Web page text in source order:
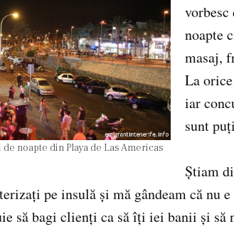
noapte din Playa de Las Americas
vorbesc
noapte
masaj,
La
iar
sunt
Ştiam
pe insulă şi mă gândeam că nu
să bagi clienţi ca să îţi iei banii şi să